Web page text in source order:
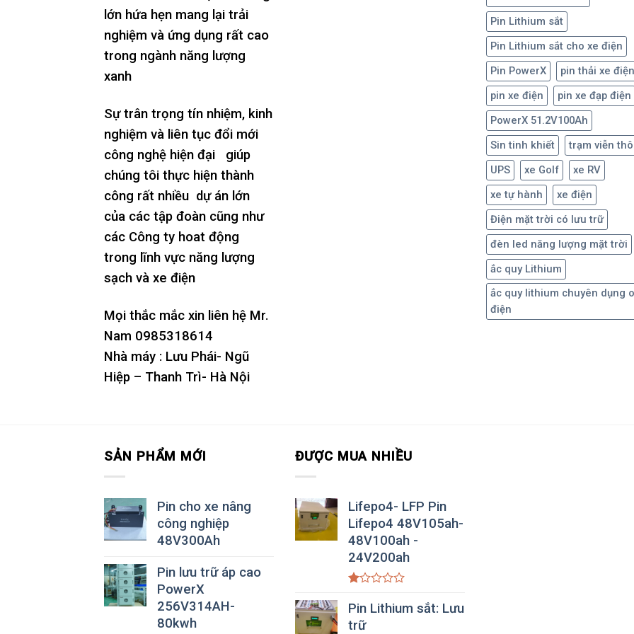
lớn hứa hẹn mang lại trải
nghiệm và ứng dụng rất cao
trong ngành năng lượng
xanh
Sự trân trọng tín nhiệm, kinh
nghiệm và liên tục đổi mới
công nghệ hiện đại giúp
chúng tôi thực hiện thành
công rất nhiều dự án lớn
của các tập đoàn cũng như
các Công ty hoat động
trong lĩnh vực năng lượng
sạch và xe điện
Mọi thắc mắc xin liên hệ Mr.
Nam 0985318614
Nhà máy : Lưu Phái- Ngũ
Hiệp – Thanh Trì- Hà Nội
Pin Lithium sắt
Pin Lithium sắt cho xe điện
Pin PowerX
pin thải xe điện
pin xe điện
pin xe đạp điện
PowerX 51.2V100Ah
Sin tinh khiết
trạm viễn
UPS
xe Golf
xe RV
xe tự hành
xe điện
Điện mặt trời có lưu trữ
đèn led năng lượng mặt trời
ắc quy Lithium
ắc quy lithium chuyên dụng
điện
SẢN PHẨM MỚI
Pin cho xe nâng
công nghiệp
48V300Ah
Pin lưu trữ áp cao
PowerX
256V314AH-
80kwh
ĐƯỢC MUA NHIỀU
Lifepo4- LFP Pin
Lifepo4 48V105ah-
48V100ah -
24V200ah
xếp
1.00
Pin Lithium sắt: Lưu
trữ